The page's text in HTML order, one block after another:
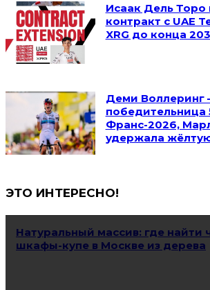
Исаак Дель Торо
контракт с UAE
XRG до конца
Деми Воллеринг
победительница
Франс-2026,
удержала
ЭТО ИНТЕРЕСНО!
Натуральный массив: где найти
шкафы-купе в Москве из дерева